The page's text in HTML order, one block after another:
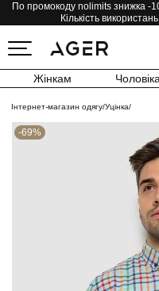
По промокоду nolimits знижка -
Кількість
Жінкам
Інтернет-магазин одягу/Уцінка/
-69%